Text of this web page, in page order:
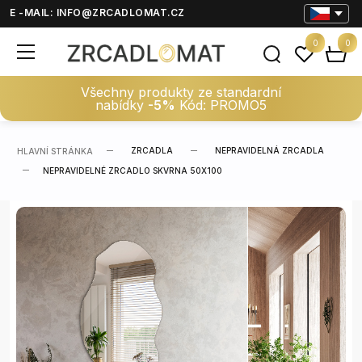
E -MAIL: INFO@ZRCADLOMAT.CZ
Všechny produkty ze standardní
nabídky -5% Kód: PROMO5
0 0
HLAVNÍ STRÁNKA ZRCADLA NEPRAVIDELNÁ ZRCADLA
NEPRAVIDELNÉ ZRCADLO SKVRNA 50X100